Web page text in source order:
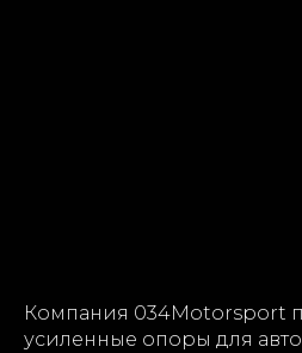
Компания 034Motorsport
усиленные опоры для